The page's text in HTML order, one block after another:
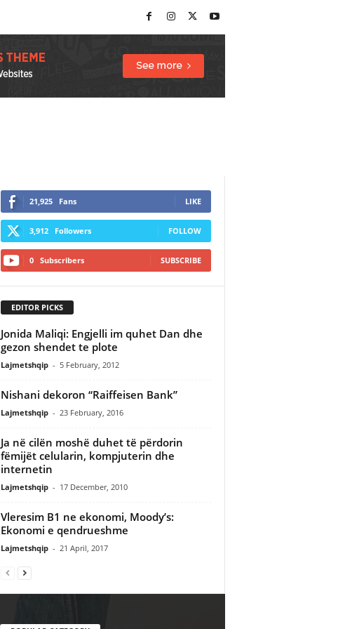
21,925 Fans LIKE
3,912 Followers FOLLOW
0 Subscribers SUBSCRIBE
EDITOR PICKS
Jonida Maliqi: Engjelli im quhet Dan dhe
gezon shendet te plote
Lajmetshqip - 5 February, 2012
Nishani dekoron “Raiffeisen Bank”
Lajmetshqip - 23 February, 2016
Ja në cilën moshë duhet të përdorin
fëmijët celularin, kompjuterin dhe
internetin
Lajmetshqip - 17 December, 2010
Vleresim B1 ne ekonomi, Moody’s:
Ekonomi e qendrueshme
Lajmetshqip - 21 April, 2017